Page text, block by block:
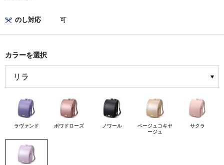
のし対応 可
カラーを選択
ラヴァンド ボワドローズ ノワール
ベージュコキヤ
ージュ
サクラ